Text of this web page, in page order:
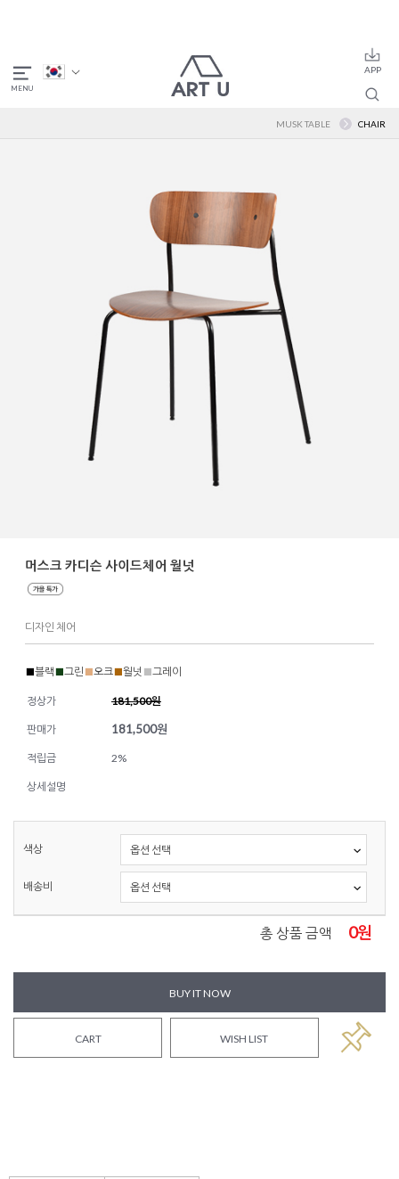
MUSK TABLE CHAIR
머스크 카디슨 사이드체어 월넛
디자인 체어
■블랙■그린 ■오크■월넛 ■그레이
정상가 181,500원
판매가 181,500원
적립금 2%
상세설명
색상
배송비
총 상품 금액 0원
BUY IT NOW
CART WISH LIST